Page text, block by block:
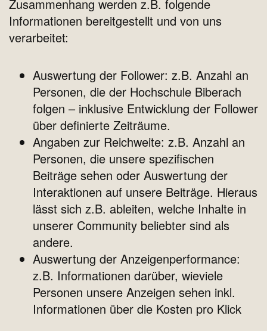
Zusammenhang werden z.B. folgende
Informationen bereitgestellt und von uns
verarbeitet:
Auswertung der Follower: z.B. Anzahl an
Personen, die der Hochschule Biberach
folgen – inklusive Entwicklung der Follower
über definierte Zeiträume.
Angaben zur Reichweite: z.B. Anzahl an
Personen, die unsere spezifischen
Beiträge sehen oder Auswertung der
Interaktionen auf unsere Beiträge. Hieraus
lässt sich z.B. ableiten, welche Inhalte in
unserer Community beliebter sind als
andere.
Auswertung der Anzeigenperformance:
z.B. Informationen darüber, wieviele
Personen unsere Anzeigen sehen inkl.
Informationen über die Kosten pro Klick